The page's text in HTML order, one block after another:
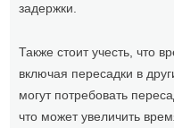
задержки.
Также стоит учесть, что
включая пересадки в
могут потребовать
что может увеличить